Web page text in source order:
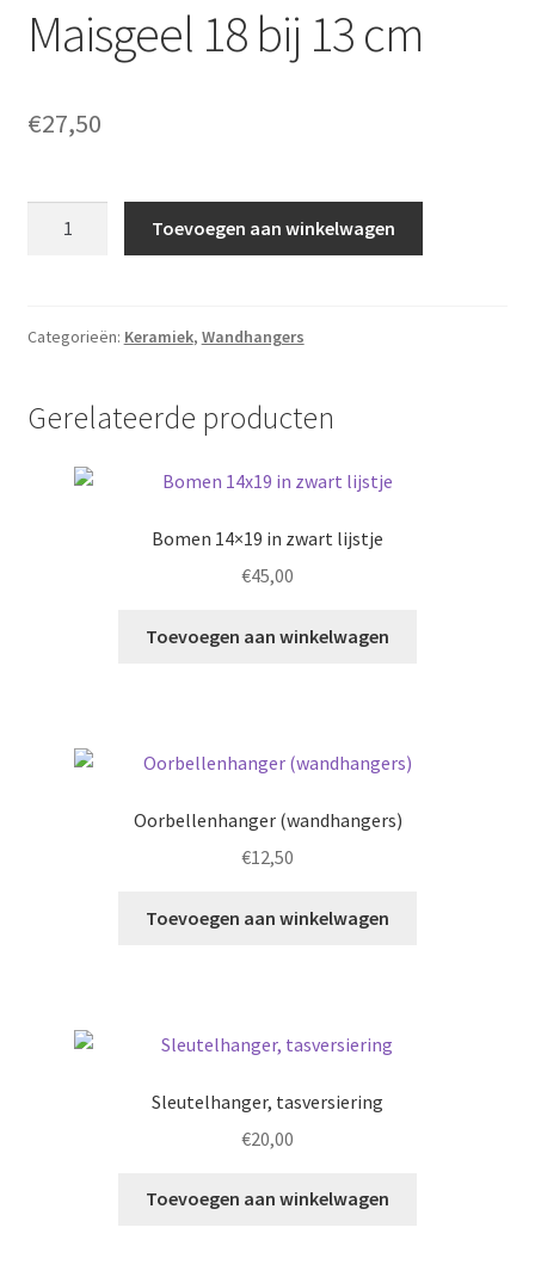
Maisgeel 18 bij 13 cm
€27,50
cm
Toevoegen aan winkelwagen
Categorieën: Keramiek, Wandhangers
Gerelateerde producten
Bomen 14×19 in zwart lijstje
€45,00
Toevoegen aan winkelwagen
Oorbellenhanger (wandhangers)
€12,50
Toevoegen aan winkelwagen
Sleutelhanger, tasversiering
€20,00
Toevoegen aan winkelwagen